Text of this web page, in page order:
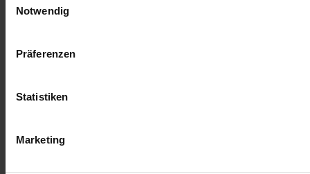
Notwendig
Präferenzen
Statistiken
Marketing